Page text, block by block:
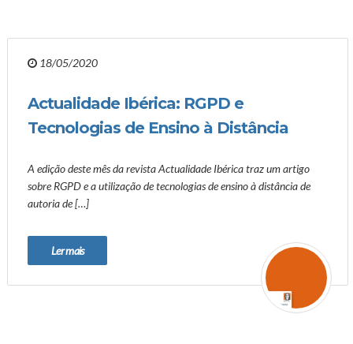
18/05/2020
Actualidade Ibérica: RGPD e
Tecnologias de Ensino à Distância
A edição deste mês da revista Actualidade Ibérica traz um artigo
sobre RGPD e a utilização de tecnologias de ensino à distância de
autoria de […]
Ler mais